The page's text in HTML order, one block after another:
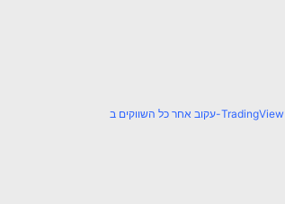
עקוב אחר כל השווקים ב-TradingView